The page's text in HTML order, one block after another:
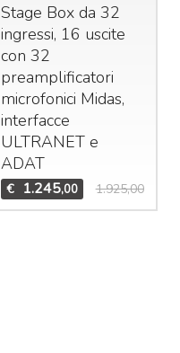
Stage Box da 32
ingressi, 16 uscite
con 32
preamplificatori
microfonici Midas,
interfacce
ULTRANETe
ADAT
€ 1.245,00 1.925,00